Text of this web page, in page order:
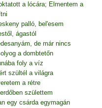
a lócára; Elmentem a
palló, bel'esem
ágastól
de már nincs
a dombtetőn
foly a víz
szültél a világra
a rétre
születtem
egy csárda egymagán